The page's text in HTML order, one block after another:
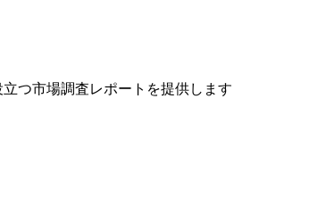
つ市場調査レポートを提供します